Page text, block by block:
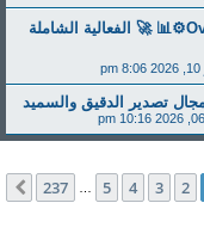
Overall Equipment Effectiveness (OEE)⚙️📊 🚀 الفعالية الشاملة
2
3
4
5
237 التالي